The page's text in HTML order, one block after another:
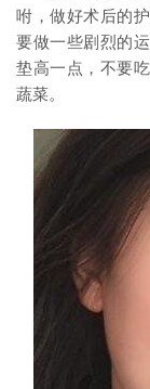
咐，做好术后的
要做一些剧烈的
垫高一点，不要
蔬菜。